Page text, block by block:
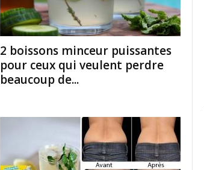
2 boissons minceur puissantes
pour ceux qui veulent perdre
beaucoup de...